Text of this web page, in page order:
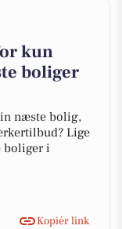
kun
boliger
næste bolig,
Lige
boliger i
Kopiér link